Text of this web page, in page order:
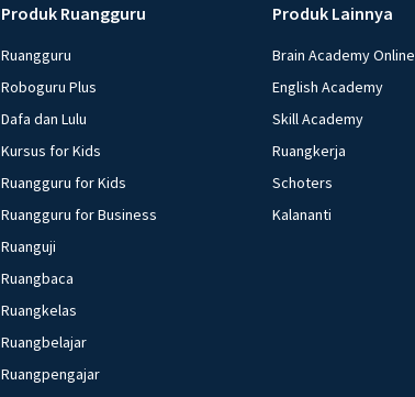
Produk Ruangguru
Ruangguru
Roboguru Plus
Dafa dan Lulu
Kursus for Kids
Ruangguru for Kids
Ruangguru for Business
Ruanguji
Ruangbaca
Ruangkelas
Ruangbelajar
Ruangpengajar
Produk Lainnya
Brain Academy Online
English Academy
Skill Academy
Ruangkerja
Schoters
Kalananti